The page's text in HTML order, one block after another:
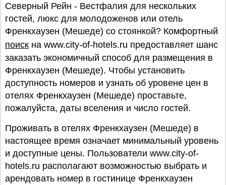
Северный Рейн - Вестфалия для нескольких
гостей, люкс для молодоженов или отель
Френкхаузен (Мешеде) со стоянкой? Комфортный
поиск на www.city-of-hotels.ru предоставляет шанс
заказать экономичный способ для размещения в
Френкхаузен (Мешеде). Чтобы установить
доступность номеров и узнать об уровене цен в
отелях Френкхаузен (Мешеде) проставьте,
пожалуйста, даты вселения и число гостей.
Проживать в отелях Френкхаузен (Мешеде) в
настоящее время означает минимальный уровень
и доступные цены. Пользователи www.city-of-
hotels.ru располагают возможностью выбрать и
арендовать номер в гостинице Френкхаузен